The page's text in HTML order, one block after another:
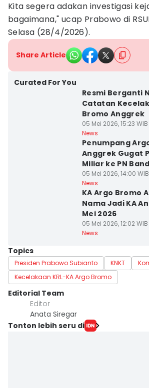
Kita segera adakan investigasi
bagaimana," ucap Prabowo di
Selasa (28/4/2026).
Share Article
Curated For You
Resmi Berganti
Catatan
Bromo Anggrek
05 Mei 2026, 15:23 WIB
News
Penumpang
Anggrek Gugat
Miliar ke PN
05 Mei 2026, 14:00 WIB
News
KA Argo Bromo
Nama Jadi KA
Mei 2026
05 Mei 2026, 12:02 WIB
News
Topics
Presiden Prabowo Subianto KNKT
Kecelakaan KRL-KA Argo Bromo
Editorial Team
Editor
Anata Siregar
Tonton lebih seru di